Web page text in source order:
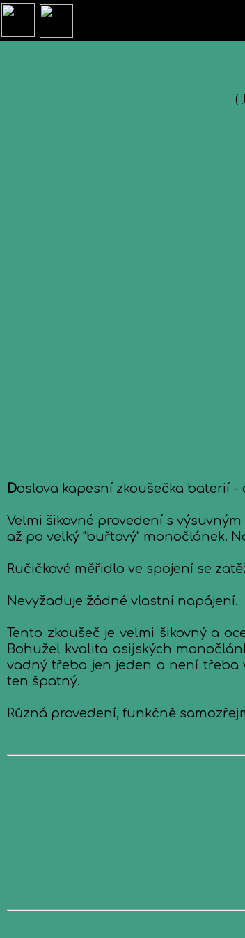
(
Doslova kapesní zkoušečka baterií
Velmi šikovné provedení s
až po velký "buřtový" monočlánek.
Ručičkové měřidlo ve spojení se
Nevyžaduje žádné vlastní napájení.
Tento zkoušeč je velmi šikovný a
Bohužel kvalita asijských
vadný třeba jen jeden a není třeba
ten špatný.
Různá provedení, funkčně